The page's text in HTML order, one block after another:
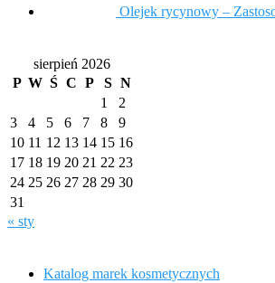
Olejek rycynowy –
sierpień 2026
P W Ś C P S N
1
2
3
4 5 6 7 8
9
10 11 12 13 14 15 16
17 18 19 20 21 22 23
24 25 26 27 28 29 30
31
« sty
Katalog marek kosmetycznych